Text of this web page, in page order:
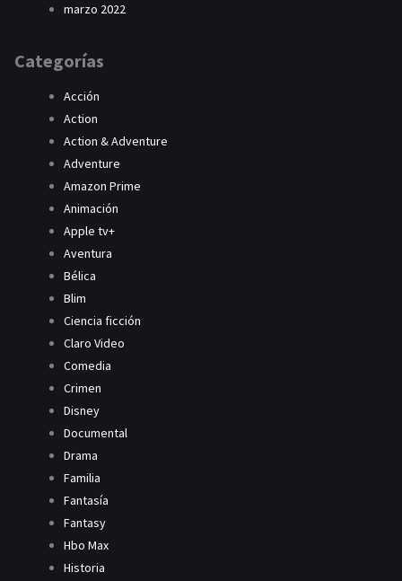
marzo 2022
Categorías
Acción
Action
Action & Adventure
Adventure
Amazon Prime
Animación
Apple tv+
Aventura
Bélica
Blim
Ciencia ficción
Claro Video
Comedia
Crimen
Disney
Documental
Drama
Familia
Fantasía
Fantasy
Hbo Max
Historia